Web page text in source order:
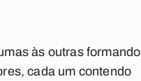
às outras formando
cada um contendo